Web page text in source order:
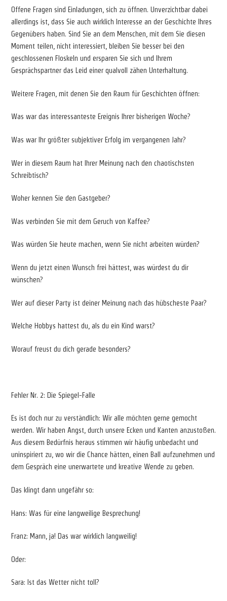
Offene Fragen sind Einladungen, sich zu öffnen. Unverzichtbar dabei
allerdings ist, dass Sie auch wirklich Interesse an der Geschichte Ihres
Gegenübers haben. Sind Sie an dem Menschen, mit dem Sie diesen
Moment teilen, nicht interessiert, bleiben Sie besser bei den
geschlossenen Floskeln und ersparen Sie sich und Ihrem
Gesprächspartner das Leid einer qualvoll zähen Unterhaltung.
Weitere Fragen, mit denen Sie den Raum für Geschichten öffnen:
Was war das interessanteste Ereignis Ihrer bisherigen Woche?
Was war Ihr größter subjektiver Erfolg im vergangenen Jahr?
Wer in diesem Raum hat Ihrer Meinung nach den chaotischsten
Schreibtisch?
Woher kennen Sie den Gastgeber?
Was verbinden Sie mit dem Geruch von Kaffee?
Was würden Sie heute machen, wenn Sie nicht arbeiten würden?
Wenn du jetzt einen Wunsch frei hättest, was würdest du dir
wünschen?
Wer auf dieser Party ist deiner Meinung nach das hübscheste Paar?
Welche Hobbys hattest du, als du ein Kind warst?
Worauf freust du dich gerade besonders?
Fehler Nr. 2: Die Spiegel-Falle
Es ist doch nur zu verständlich: Wir alle möchten gerne gemocht
werden. Wir haben Angst, durch unsere Ecken und Kanten anzustoßen.
Aus diesem Bedürfnis heraus stimmen wir häufig unbedacht und
uninspiriert zu, wo wir die Chance hätten, einen Ball aufzunehmen und
dem Gespräch eine unerwartete und kreative Wende zu geben.
Das klingt dann ungefähr so:
Hans: Was für eine langweilige Besprechung!
Franz: Mann, ja! Das war wirklich langweilig!
Oder:
Sara: Ist das Wetter nicht toll?